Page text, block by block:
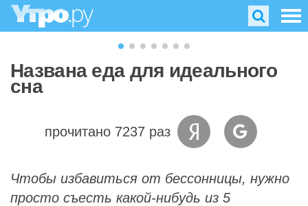
Названа еда для идеального
сна
прочитано 7237 раз
Чтобы избавиться от бессонницы, нужно
просто съесть какой-нибудь из 5